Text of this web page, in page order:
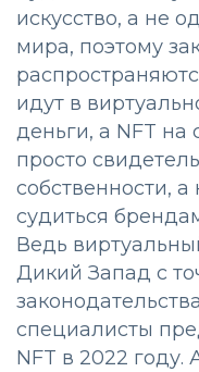
искусство, а не
мира, поэтому
идут в
деньги, а NFT на
просто
собственности,
судиться
Ведь
Дикий Запад с
специалисты
NFT в 2022